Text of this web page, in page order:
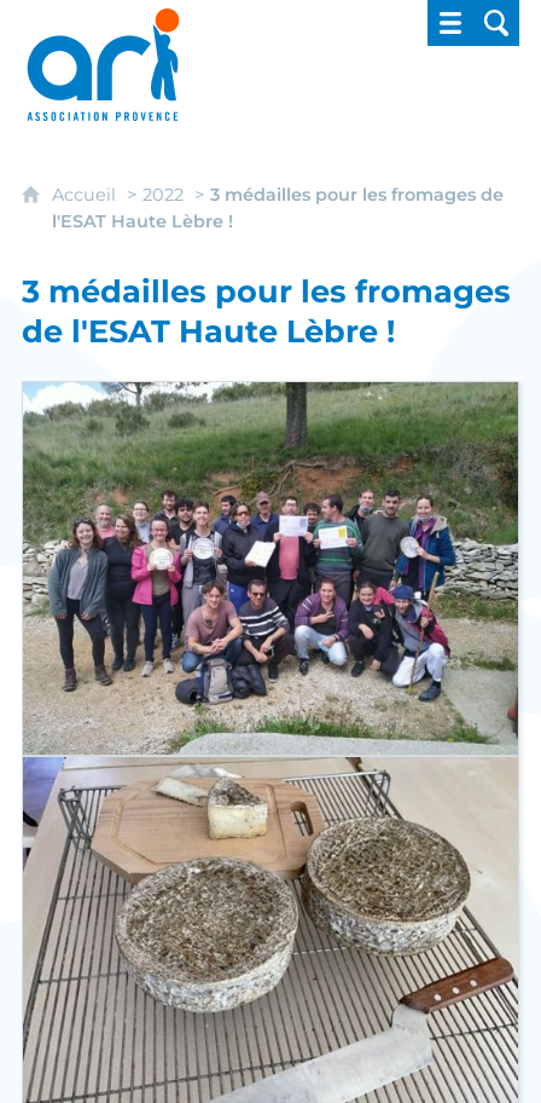
ARI - Association régionale pour
Accueil 2022
3 médailles pour les fromages de
l'ESAT Haute Lèbre !
3 médailles pour les fromages
de l'ESAT Haute Lèbre !